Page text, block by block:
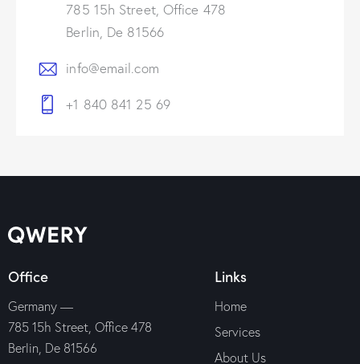
785 15h Street, Office 478
Berlin, De 81566
info@email.com
+1 840 841 25 69
Office
Germany —
785 15h Street, Office 478
Berlin, De 81566
Links
Home
Services
About Us